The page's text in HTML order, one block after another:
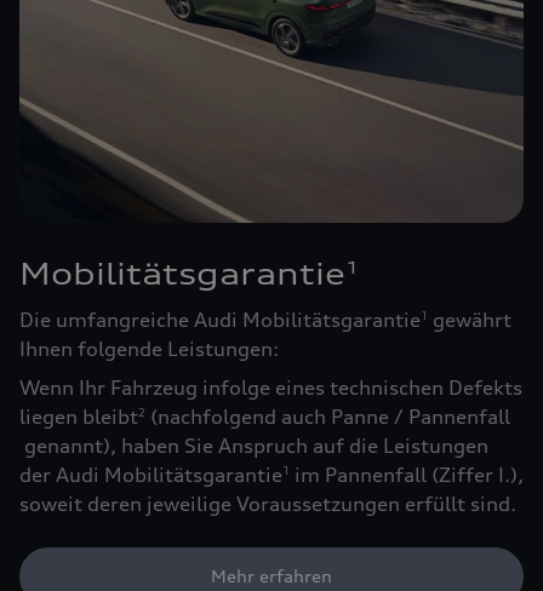
Mobilitätsgarantie1
Die umfangreiche Audi Mobilitätsgarantie1
gewährt
Ihnen folgende Leistungen:
Wenn Ihr Fahrzeug infolge eines technischen Defekts
liegen bleibt2 (nachfolgend auch Panne / Pannenfall
genannt), haben Sie Anspruch auf die Leistungen
der Audi Mobilitätsgarantie1
im Pannenfall (Ziffer I.),
soweit deren jeweilige Voraussetzungen erfüllt sind.
Mehr erfahren